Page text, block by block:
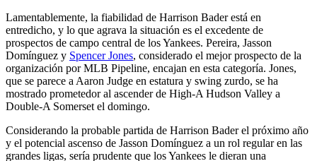
Lamentablemente, la fiabilidad de Harrison Bader está en
entredicho, y lo que agrava la situación es el excedente de
prospectos de campo central de los Yankees. Pereira, Jasson
Domínguez y Spencer Jones, considerado el mejor prospecto de la
organización por MLB Pipeline, encajan en esta categoría. Jones,
que se parece a Aaron Judge en estatura y swing zurdo, se ha
mostrado prometedor al ascender de High-A Hudson Valley a
Double-A Somerset el domingo.
Considerando la probable partida de Harrison Bader el próximo año
y el potencial ascenso de Jasson Domínguez a un rol regular en las
grandes ligas, sería prudente que los Yankees le dieran una